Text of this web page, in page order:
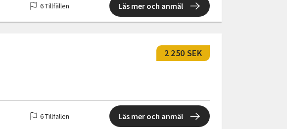
6 Tillfällen Läs mer och anmäl
2 250 SEK
6 Tillfällen Läs mer och anmäl